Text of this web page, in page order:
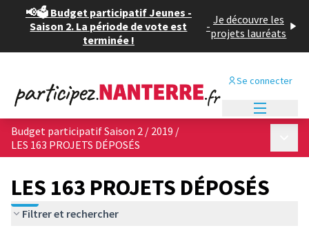
📢🗳️ Budget participatif Jeunes -
Saison 2. La période de vote est
terminée !
- Je découvre les
projets lauréats
Se connecter
Budget participatif Saison 2 / 2019 /
LES 163 PROJETS DÉPOSÉS
LES 163 PROJETS DÉPOSÉS
Filtrer et rechercher